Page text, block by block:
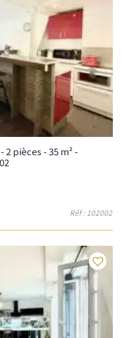
pièces - 35 m² -
Réf : 102002